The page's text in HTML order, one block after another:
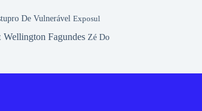
De Vulnerável Exposul
Wellington Fagundes Zé Do